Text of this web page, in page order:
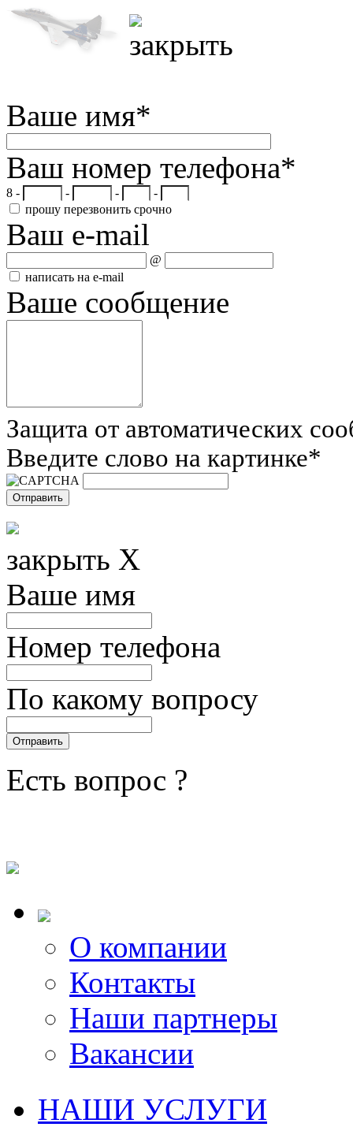
Ваше имя*
Ваш номер телефона*
8 - - -
-
прошу перезвонить срочно
Ваш e-mail
@
написать на e-mail
Ваше сообщение
Защита от автоматических
Введите слово на картинке*
закрыть X
Ваше имя
Номер телефона
По какому вопросу
Есть вопрос ?
О компании
Контакты
Наши партнеры
Вакансии
НАШИ УСЛУГИ